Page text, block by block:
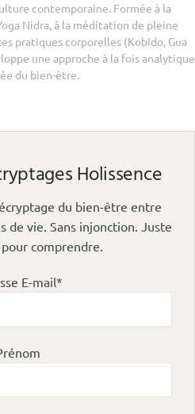
contemporaine. Formée à la
Nidra, à la méditation de pleine
pratiques corporelles (Kobido, Gua
une approche à la fois analytique
du bien-être.
Holissence
du bien-être entre
de vie. Sans injonction. Juste
comprendre.
E-mail*